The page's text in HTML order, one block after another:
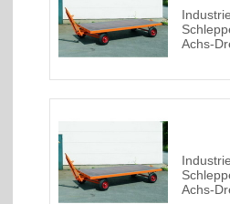
Achs-
Achs-